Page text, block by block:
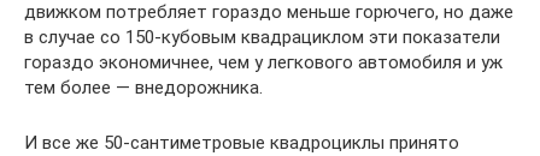
движком потребляет гораздо меньше горючего, но даже
в случае со 150-кубовым квадрациклом эти показатели
гораздо экономичнее, чем у легкового автомобиля и уж
тем более — внедорожника.
И все же 50-сантиметровые квадроциклы принято